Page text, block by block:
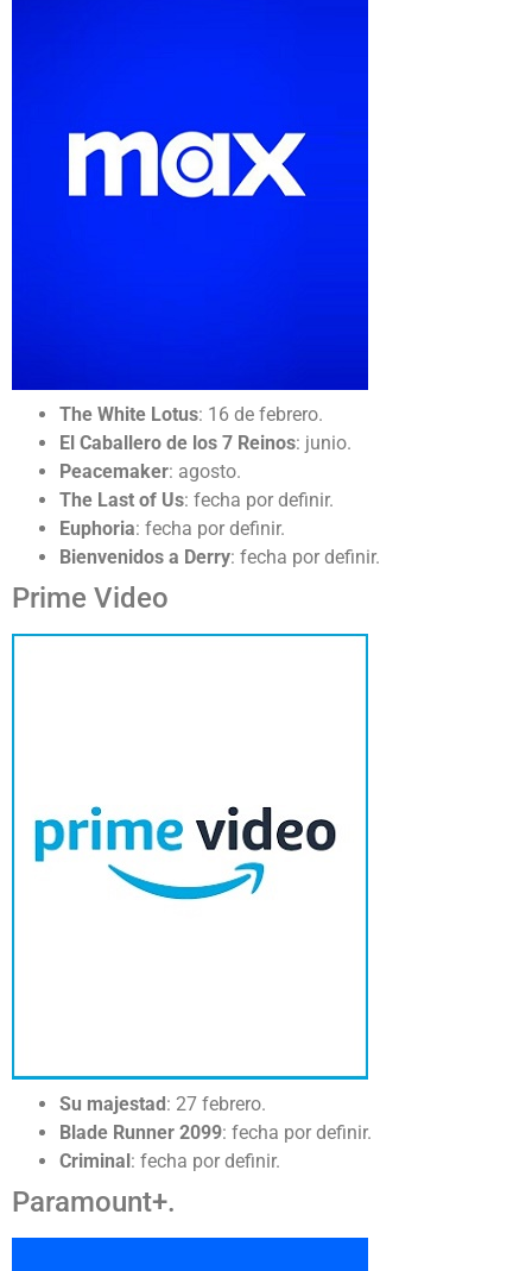
The White Lotus: 16 de febrero.
El Caballero de los 7 Reinos: junio.
Peacemaker: agosto.
The Last of Us: fecha por definir.
Euphoria: fecha por definir.
Bienvenidos a Derry: fecha por definir.
Prime Video
Su majestad: 27 febrero.
Blade Runner 2099: fecha por definir.
Criminal: fecha por definir.
Paramount+.